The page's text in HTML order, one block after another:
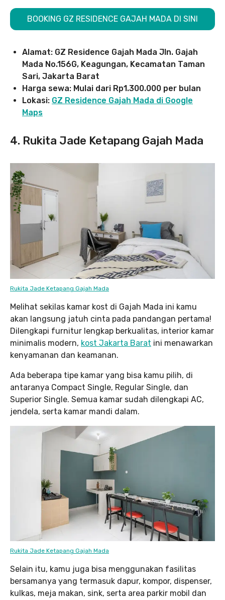
BOOKING GZ RESIDENCE GAJAH MADA DI SINI
Alamat: GZ Residence Gajah Mada Jln. Gajah
Mada No.156G, Keagungan, Kecamatan Taman
Sari, Jakarta Barat
Harga sewa: Mulai dari Rp1.300.000 per bulan
Lokasi: GZ Residence Gajah Mada di Google
Maps
4. Rukita Jade Ketapang Gajah Mada
Rukita Jade Ketapang Gajah Mada
Melihat sekilas kamar kost di Gajah Mada ini kamu
akan langsung jatuh cinta pada pandangan pertama!
Dilengkapi furnitur lengkap berkualitas, interior kamar
minimalis modern, kost Jakarta Barat ini menawarkan
kenyamanan dan keamanan.
Ada beberapa tipe kamar yang bisa kamu pilih, di
antaranya Compact Single, Regular Single, dan
Superior Single. Semua kamar sudah dilengkapi AC,
jendela, serta kamar mandi dalam.
Rukita Jade Ketapang Gajah Mada
Selain itu, kamu juga bisa menggunakan fasilitas
bersamanya yang termasuk dapur, kompor, dispenser,
kulkas, meja makan, sink, serta area parkir mobil dan